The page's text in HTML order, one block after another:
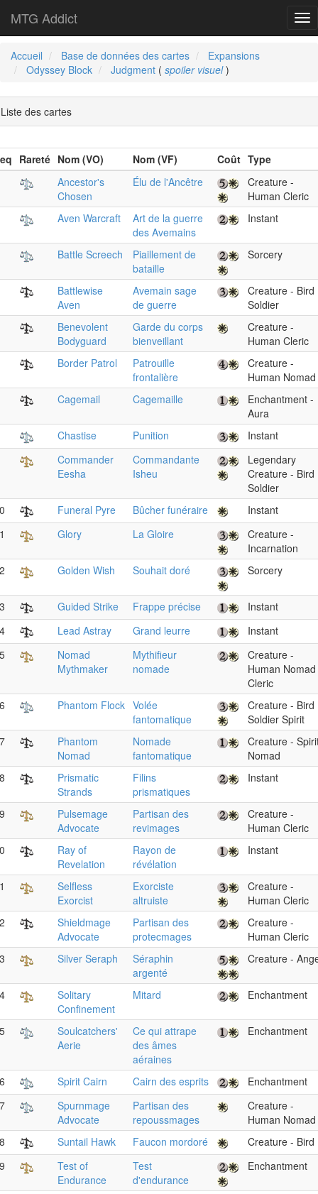
MTG Addict
Accueil Base de données des cartes
Expansions
Odyssey Block
Judgment ( spoiler visuel )
Liste des cartes
Rareté Nom (VO) Nom (VF) Coût Type
Ancestor's
Chosen
Élu de l'Ancêtre
Creature -
Human Cleric
Aven Warcraft
Art de la guerre
des Avemains
Instant
Battle Screech
Piaillement de
bataille
Sorcery
Battlewise
Aven
Avemain sage
de guerre
Creature - Bird
Soldier
Benevolent
Bodyguard
Garde du corps
bienveillant
Creature -
Human Cleric
Border Patrol
Patrouille
frontalière
Creature -
Human Nomad
Cagemail
Cagemaille
Enchantment -
Aura
Chastise
Punition
Instant
Commander
Eesha
Commandante
Isheu
Legendary
Creature - Bird
Soldier
Funeral Pyre Bûcher funéraire
Instant
Glory La Gloire
Creature -
Incarnation
Golden Wish Souhait doré Sorcery
Guided Strike Frappe précise
Instant
Lead Astray Grand leurre
Instant
Nomad
Mythmaker
Mythifieur
nomade
Creature -
Human Nomad
Cleric
Phantom Flock Volée
fantomatique
Creature - Bird
Soldier Spirit
Phantom
Nomad
Nomade
fantomatique
Creature -
Nomad
Prismatic
Strands
Filins
prismatiques
Instant
Pulsemage
Advocate
Partisan des
revimages
Creature -
Human Cleric
Ray of
Revelation
Rayon de
révélation
Instant
Selfless
Exorcist
Exorciste
altruiste
Creature -
Human Cleric
Shieldmage
Advocate
Partisan des
protecmages
Creature -
Human Cleric
Silver Seraph
Séraphin
argenté
Creature -
Solitary
Confinement
Mitard Enchantment
Soulcatchers'
Aerie
Ce qui attrape
des âmes
aéraines
Enchantment
Spirit Cairn Cairn des esprits
Enchantment
Spurnmage
Advocate
Partisan des
repoussmages
Creature -
Human Nomad
Suntail Hawk Faucon mordoré
Creature - Bird
Test of
Endurance
Test
d'endurance
Enchantment